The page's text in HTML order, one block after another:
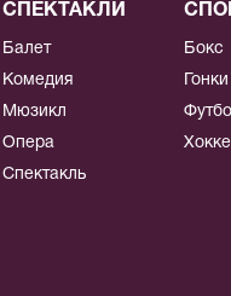
СПЕКТАКЛИ
Балет
Комедия
Мюзикл
Опера
Спектакль
Бокс
Гонки